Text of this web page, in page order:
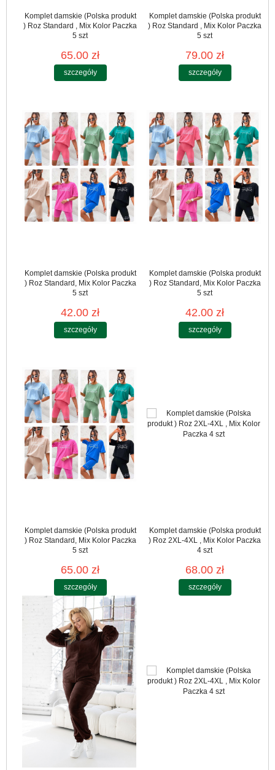
Komplet damskie (Polska produkt
) Roz Standard , Mix Kolor Paczka
5 szt
65.00 zł
szczegóły
Komplet damskie (Polska produkt
) Roz Standard , Mix Kolor Paczka
5 szt
79.00 zł
szczegóły
Komplet damskie (Polska produkt
) Roz Standard, Mix Kolor Paczka
5 szt
42.00 zł
szczegóły
Komplet damskie (Polska produkt
) Roz Standard, Mix Kolor Paczka
5 szt
42.00 zł
szczegóły
Komplet damskie (Polska produkt
) Roz Standard, Mix Kolor Paczka
5 szt
65.00 zł
szczegóły
Komplet damskie (Polska produkt
) Roz 2XL-4XL , Mix Kolor Paczka
4 szt
68.00 zł
szczegóły